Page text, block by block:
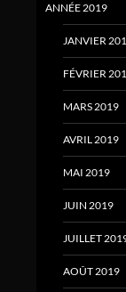
ANNÉE 2019
JANVIER
FÉVRIER
MARS 2019
AVRIL 2019
MAI 2019
JUIN 2019
JUILLET
AOÛT 2019